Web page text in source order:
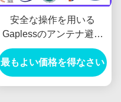
安全な操作を用いる
Gaplessのアンテナ避雷
器の金属酸化物
最もよい価格を得なさい